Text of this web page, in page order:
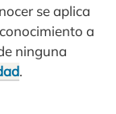
se aplica
a
ninguna
.